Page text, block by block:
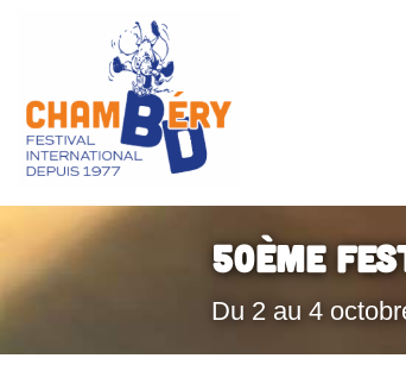
au
contenu
50ème
Du 2 au 4